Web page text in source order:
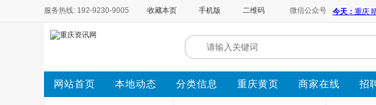
服务热线: 192-9230-9005 收藏本页 手机版 二维码 微信公众号
网站首页 本地动态 分类信息 重庆黄页 商家在线 招